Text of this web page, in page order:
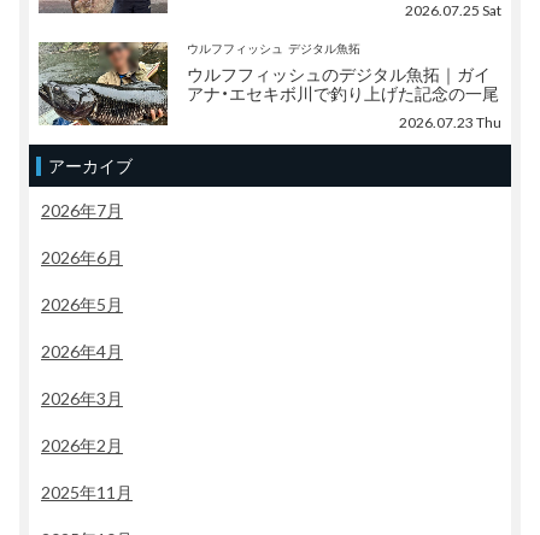
2026.07.25 Sat
ウルフフィッシュ デジタル魚拓
ウルフフィッシュのデジタル魚拓｜ガイ
アナ・エセキボ川で釣り上げた記念の一尾
2026.07.23 Thu
アーカイブ
2026年7月
2026年6月
2026年5月
2026年4月
2026年3月
2026年2月
2025年11月